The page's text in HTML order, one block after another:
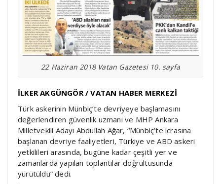
22 Haziran 2018 Vatan Gazetesi 10. sayfa
İLKER AKGÜNGÖR / VATAN HABER MERKEZİ
Türk askerinin Münbiç’te devriyeye başlamasını
değerlendiren güvenlik uzmanı ve MHP Ankara
Milletvekili Adayı Abdullah Ağar, “Münbiç’te icrasına
başlanan devriye faaliyetleri, Türkiye ve ABD askeri
yetkilileri arasında, bugüne kadar çeşitli yer ve
zamanlarda yapılan toplantılar doğrultusunda
yürütüldü” dedi.